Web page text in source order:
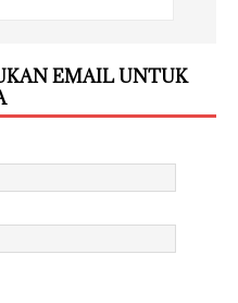
EMAIL UNTUK